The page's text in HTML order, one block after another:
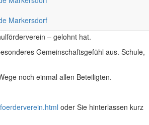
Lagune” getauft. Der Verein
– gelohnt hat.
Gemeinschaftsgefühl aus. Schule,
noch einmal allen Beteiligten.
oder Sie hinterlassen kurz